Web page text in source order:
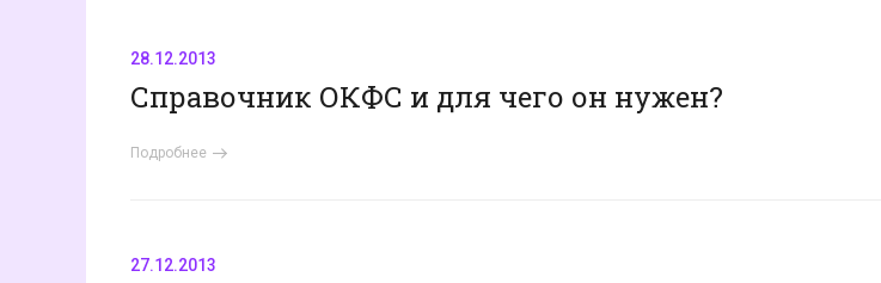
28.12.2013
Справочник ОКФС и для чего он нужен?
Подробнее
27.12.2013